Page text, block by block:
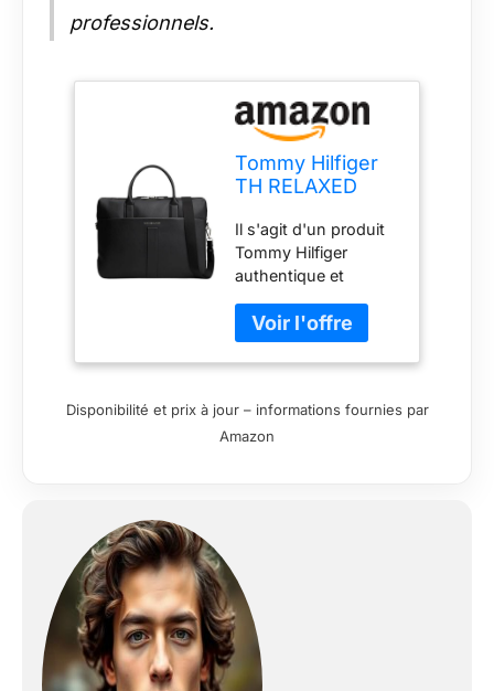
professionnels.
Tommy Hilfiger
TH RELAXED
AM0AM13655
Sacoche
d'ordinateur
pour homme,
noir (noir), taille
unique, Noir
(noir), One Size
Il s'agit d'un produit
Tommy Hilfiger
authentique et
Disponibilité et prix à jour – informations fournies par
Amazon